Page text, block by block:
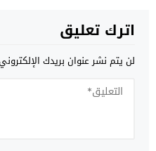
اترك تعليق
لن يتم نشر عنوان بريدك